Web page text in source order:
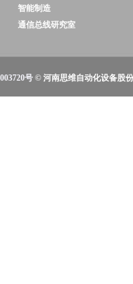
智能制造
通信总线研究室
号 © 河南思维自动化设备股